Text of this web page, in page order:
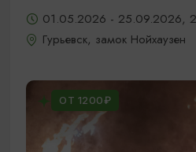
01.05.2026 - 25.09.2026,
Гурьевск, замок Нойхаузен
ОТ 1200₽